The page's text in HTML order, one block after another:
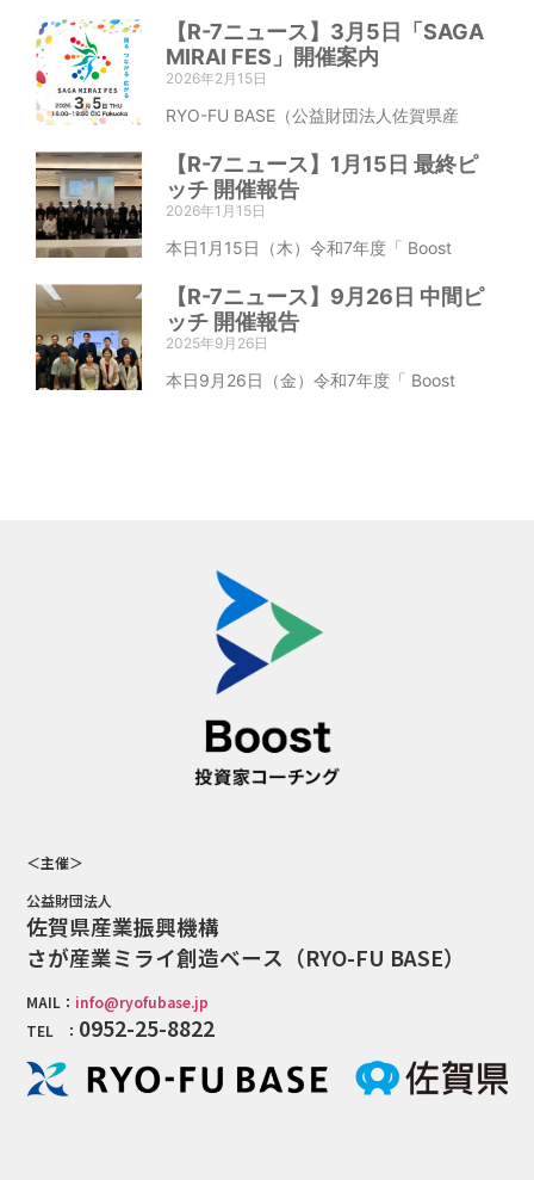
【R-7ニュース】3月5日「SAGA
MIRAI FES」開催案内
2026年2月15日
RYO-FU BASE（公益財団法人佐賀県産
【R-7ニュース】1月15日 最終ピ
ッチ 開催報告
2026年1月15日
本日1月15日（木）令和7年度「 Boost
【R-7ニュース】9月26日 中間ピ
ッチ 開催報告
2025年9月26日
本日9月26日（金）令和7年度「 Boost
＜主催＞
公益財団法人
佐賀県産業振興機構
さが産業ミライ創造ベース（RYO-FU BASE）
MAIL： info@ryofubase.jp
TEL ： 0952-25-8822